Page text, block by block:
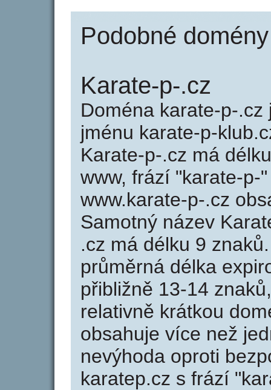
Podobné
Karate-p-.cz
Doména karate-p-
jménu karate-p-
Karate-p-.cz má
www, frází "karate-p-
www.karate-p-.cz
Samotný název
.cz má délku 9
průměrná délka
přibližně 13-14
relativně krátkou
obsahuje více než
nevýhoda oproti
karatep.cz s frází